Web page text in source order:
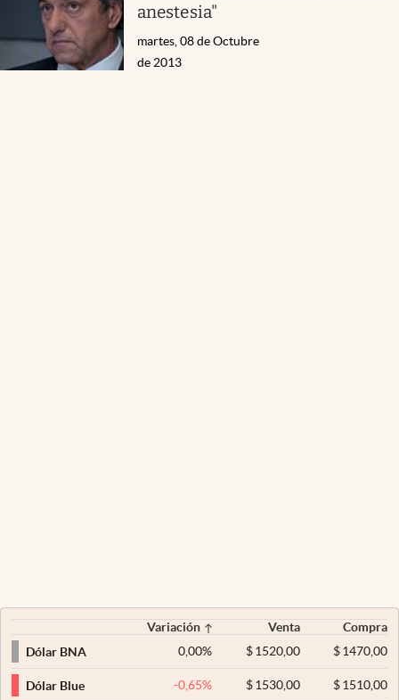
anestesia"
martes, 08 de Octubre
de 2013
Variación Venta
Compra
Dólar BNA
0,00% $ 1520,00 $1470,00
Dólar Blue -0,65% $ 1530,00 $1510,00